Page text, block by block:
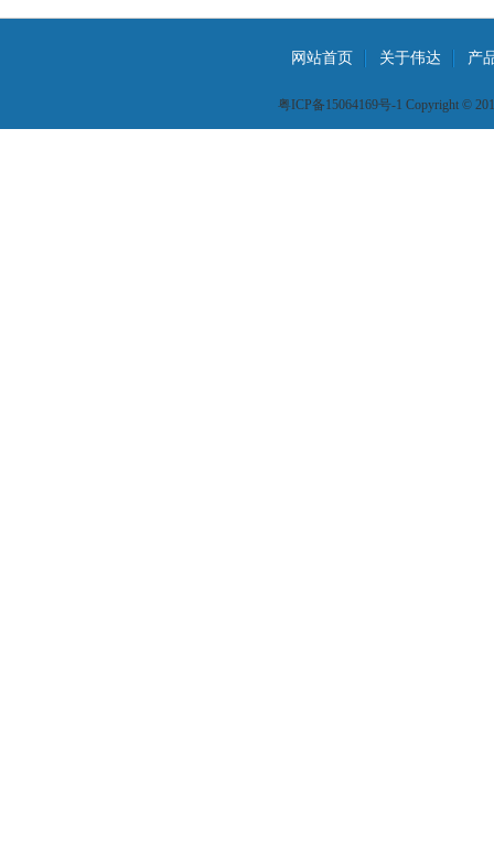
网站首页 关于伟达 产
粤ICP备15064169号-1 Copyright ©